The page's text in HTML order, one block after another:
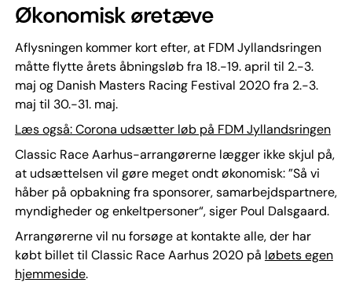
Økonomisk øretæve
Aflysningen kommer kort efter, at FDM Jyllandsringen
måtte flytte årets åbningsløb fra 18.-19. april til 2.-3.
maj og Danish Masters Racing Festival 2020 fra 2.-3.
maj til 30.-31. maj.
Læs også: Corona udsætter løb på FDM Jyllandsringen
Classic Race Aarhus-arrangørerne lægger ikke skjul på,
at udsættelsen vil gøre meget ondt økonomisk: ”Så vi
håber på opbakning fra sponsorer, samarbejdspartnere,
myndigheder og enkeltpersoner“, siger Poul Dalsgaard.
Arrangørerne vil nu forsøge at kontakte alle, der har
købt billet til Classic Race Aarhus 2020 på løbets egen
hjemmeside.